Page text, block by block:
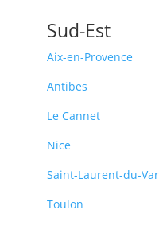
Sud-Est
Aix-en-Provence
Antibes
Le Cannet
Nice
Saint-Laurent-du-Var
Toulon